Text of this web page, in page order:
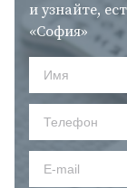
и узнайте,
«София»